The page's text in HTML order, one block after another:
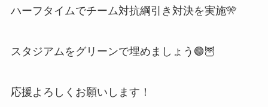
ハーフタイムでチーム対抗綱引き対決を実施🎌
スタジアムをグリーンで埋めましょう🟢🦉
応援よろしくお願いします！